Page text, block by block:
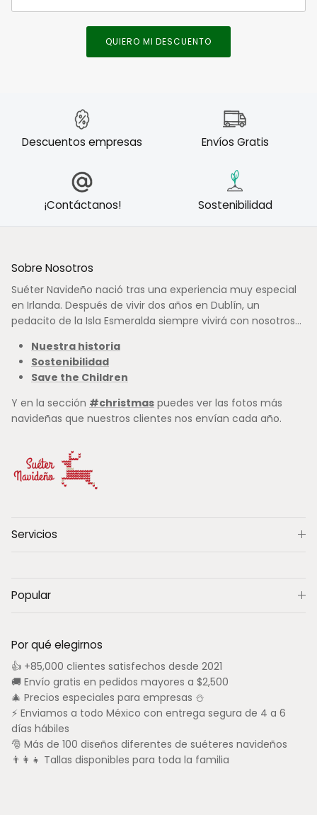
QUIERO MI DESCUENTO
Descuentos empresas Envíos Gratis
¡Contáctanos! Sostenibilidad
Sobre Nosotros
Suéter Navideño nació tras una experiencia muy especial
en Irlanda. Después de vivir dos años en Dublín, un
pedacito de la Isla Esmeralda siempre vivirá con nosotros...
Nuestra historia
Sostenibilidad
Save the Children
Y en la sección #christmas puedes ver las fotos más
navideñas que nuestros clientes nos envían cada año.
Servicios
Popular
Por qué elegirnos
👍 +85,000 clientes satisfechos desde 2021
🚚 Envío gratis en pedidos mayores a $2,500
🎄 Precios especiales para empresas ⛄
⚡ Enviamos a todo México con entrega segura de 4 a 6
días hábiles
🎅 Más de 100 diseños diferentes de suéteres navideños
👨‍👩‍👧 Tallas disponibles para toda la familia